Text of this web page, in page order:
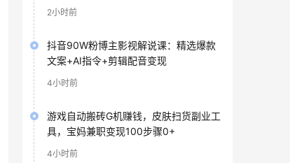
2小时前
抖音90W粉博主影视解说课：精选爆款
文案+AI指令+剪辑配音变现
4小时前
游戏自动搬砖G机赚钱，皮肤扫货副业工
具，宝妈兼职变现100步骤0+
4小时前